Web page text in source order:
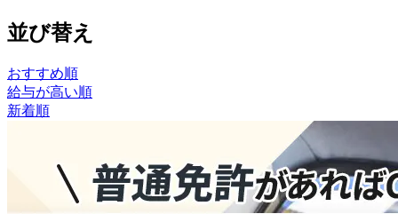
並び替え
おすすめ順
給与が高い順
新着順